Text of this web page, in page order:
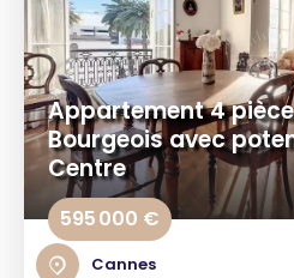
Appartement 4
Bourgeois avec
Centre
595 000 €
Cannes